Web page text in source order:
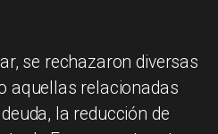
se rechazaron diversas
aquellas relacionadas
la reducción de